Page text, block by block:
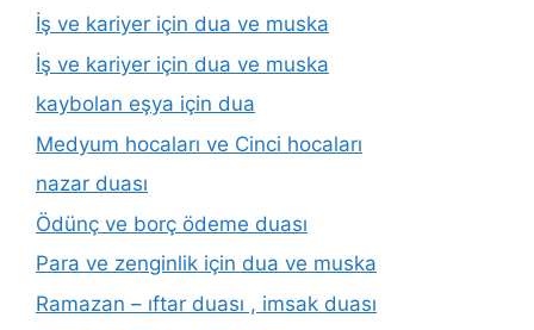
İş ve kariyer için dua ve muska
İş ve kariyer için dua ve muska
kaybolan eşya için dua
Medyum hocaları ve Cinci hocaları
nazar duası
Ödünç ve borç ödeme duası
Para ve zenginlik için dua ve muska
Ramazan – ıftar duası , imsak duası